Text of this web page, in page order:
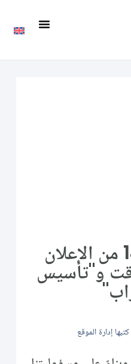
حول المادة 14 من الإعلان
و"تأسيس
كتبها إدارة الموقع